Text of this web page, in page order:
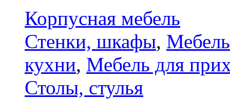
Корпусная мебель
Стенки, шкафы,
кухни, Мебель для
Столы, стулья